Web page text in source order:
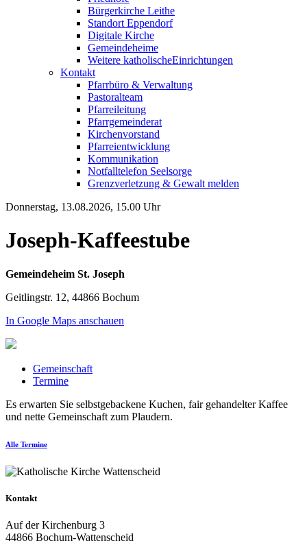
Bürgerkirche Leithe
Standort Eppendorf
Digitale Kirche
Gemeindeheime
Weitere katholische­­Einrichtungen
Kontakt
Pfarrbüro & Verwaltung
Pastoralteam
Pfarreileitung
Pfarrgemeinderat
Kirchenvorstand
Pfarreientwicklung
Kommunikation
Notfalltelefon Seelsorge
Grenzverletzung & Gewalt melden
Donnerstag, 13.08.2026, 15.00 Uhr
Joseph-Kaffeestube
Gemeindeheim St. Joseph
Geitlingstr. 12, 44866 Bochum
In Google Maps anschauen
Gemeinschaft
Termine
Es erwarten Sie selbstgebackene Kuchen, fair gehandelter Kaffee
und nette Gemeinschaft zum Plaudern.
Alle Termine
Kontakt
Auf der Kirchenburg 3
44866 Bochum-Wattenscheid